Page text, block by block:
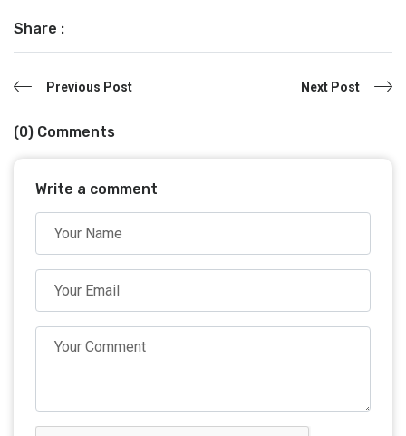
Share :
Previous Post Next Post
(0) Comments
Write a comment